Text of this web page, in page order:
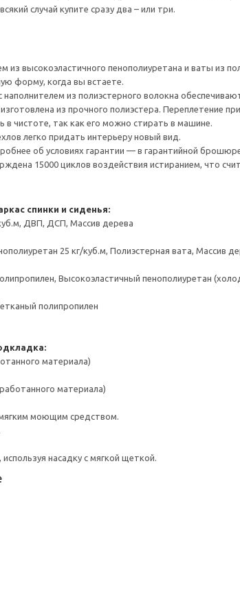
случай купите сразу два – или три.
из высокоэластичного пенополиуретана и ваты из
форму, когда вы встаете.
из полиэстерного волокна
из прочного полиэстера. Переплетение
в чистоте, так как его можно стирать в машине.
легко придать интерьеру новый вид.
об условиях гарантии — в гарантийной
15000 циклов воздействия истиранием, что
спинки и сиденья:
ДВП, ДСП, Массив дерева
25 кг/куб.м, Полиэстерная вата, Массив
Высокоэластичный пенополиуретан
полипропилен
материала)
материала)
моющим средством.
насадку с мягкой щеткой.